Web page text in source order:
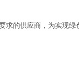
求的供应商，为实现绿